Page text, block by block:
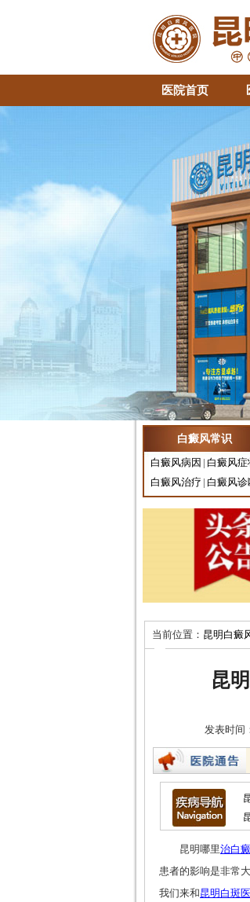
医院首页
白癜风常识
白癜风病因 | 白癜风症
白癜风治疗 | 白癜风诊
当前位置： 昆明白癜
昆
发表时
昆明哪里治白
患者的影响是非常
我们来和昆明白斑